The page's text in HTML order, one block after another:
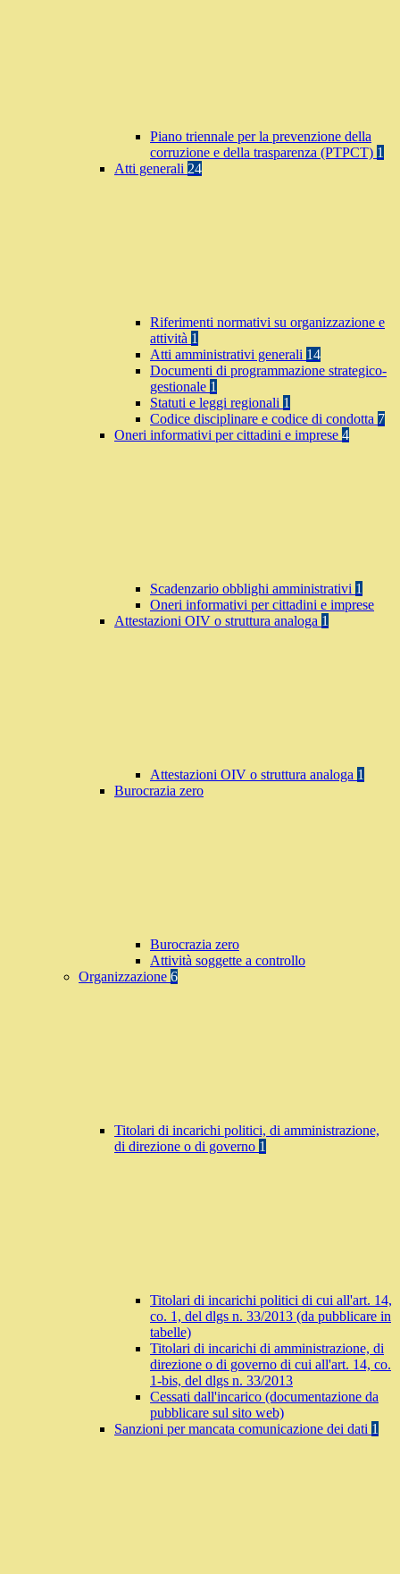
Piano triennale per la prevenzione della
corruzione e della trasparenza (PTPCT) 1
Atti generali 24
Riferimenti normativi su organizzazione e
attività 1
Atti amministrativi generali 14
Documenti di programmazione strategico-
gestionale 1
Statuti e leggi regionali 1
Codice disciplinare e codice di condotta 7
Oneri informativi per cittadini e imprese 4
Scadenzario obblighi amministrativi 1
Oneri informativi per cittadini e imprese
Attestazioni OIV o struttura analoga 1
Attestazioni OIV o struttura analoga 1
Burocrazia zero
Burocrazia zero
Attività soggette a controllo
Organizzazione 6
Titolari di incarichi politici, di amministrazione,
di direzione o di governo 1
Titolari di incarichi politici di cui all'art. 14,
co. 1, del dlgs n. 33/2013 (da pubblicare in
tabelle)
Titolari di incarichi di amministrazione, di
direzione o di governo di cui all'art. 14, co.
1-bis, del dlgs n. 33/2013
Cessati dall'incarico (documentazione da
pubblicare sul sito web)
Sanzioni per mancata comunicazione dei dati 1